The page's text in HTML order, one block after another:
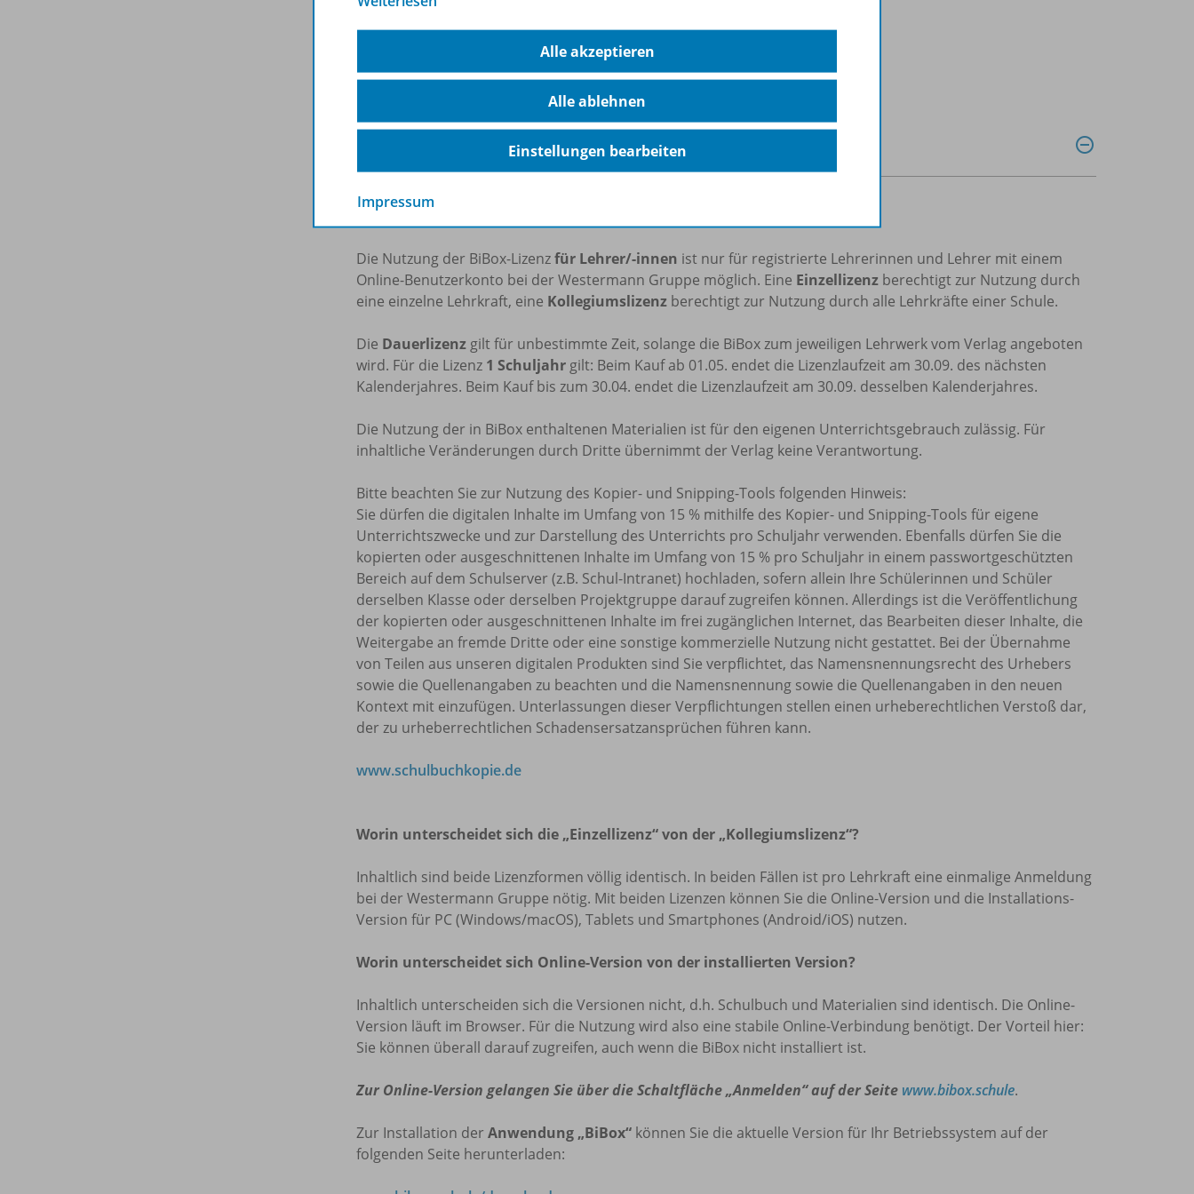
Jetzt kostenlos die BiBox für Lehrerinnen und Lehrer testen!
Erfahren Sie mehr über die Reihe
Lizenzbedingungen
BiBox – Lizenzbedingungen und Nutzungshinweise
Die Nutzung der BiBox-Lizenzfür Lehrer/-innen ist nur für registrierte Lehrerinnen und Lehrer mit einem
Online-Benutzerkonto bei der Westermann Gruppe möglich. Eine Einzellizenz berechtigt zur Nutzung durch
eine einzelne Lehrkraft, eine Kollegiumslizenz berechtigt zur Nutzung durch alle Lehrkräfte einer Schule.
Die Dauerlizenz gilt für unbestimmte Zeit, solange die BiBox zum jeweiligen Lehrwerk vom Verlag angeboten
wird. Für die Lizenz 1 Schuljahr gilt: Beim Kauf ab 01.05. endet die Lizenzlaufzeit am 30.09. des nächsten
Kalenderjahres. Beim Kauf bis zum 30.04. endet die Lizenzlaufzeit am 30.09. desselben Kalenderjahres.
Die Nutzung der in BiBox enthaltenen Materialien ist für den eigenen Unterrichtsgebrauch zulässig. Für
inhaltliche Veränderungen durch Dritte übernimmt der Verlag keine Verantwortung.
Bitte beachten Sie zur Nutzung des Kopier- und Snipping-Tools folgenden Hinweis:
Sie dürfen die digitalen Inhalte im Umfang von 15 % mithilfe des Kopier- und Snipping-Tools für eigene
Unterrichtszwecke und zur Darstellung des Unterrichts pro Schuljahr verwenden. Ebenfalls dürfen Sie die
kopierten oder ausgeschnittenen Inhalte im Umfang von 15 % pro Schuljahr in einem passwortgeschützten
Bereich auf dem Schulserver (z.B. Schul-Intranet) hochladen, sofern allein Ihre Schülerinnen und Schüler
derselben Klasse oder derselben Projektgruppe darauf zugreifen können. Allerdings ist die Veröffentlichung
der kopierten oder ausgeschnittenen Inhalte im frei zugänglichen Internet, das Bearbeiten dieser Inhalte, die
Weitergabe an fremde Dritte oder eine sonstige kommerzielle Nutzung nicht gestattet. Bei der Übernahme
von Teilen aus unseren digitalen Produkten sind Sie verpflichtet, das Namensnennungsrecht des Urhebers
sowie die Quellenangaben zu beachten und die Namensnennung sowie die Quellenangaben in den neuen
Kontext mit einzufügen. Unterlassungen dieser Verpflichtungen stellen einen urheberechtlichen Verstoß dar,
der zu urheberrechtlichen Schadensersatzansprüchen führen kann.
www.schulbuchkopie.de
Worin unterscheidet sich die „Einzellizenz“ von der „Kollegiumslizenz“?
Inhaltlich sind beide Lizenzformen völlig identisch. In beiden Fällen ist pro Lehrkraft eine einmalige Anmeldung
bei der Westermann Gruppe nötig. Mit beiden Lizenzen können Sie die Online-Version und die Installations-
Version für PC (Windows/macOS), Tablets und Smartphones (Android/iOS) nutzen.
Worin unterscheidet sich Online-Version von der installierten Version?
Inhaltlich unterscheiden sich die Versionen nicht, d.h. Schulbuch und Materialien sind identisch. Die Online-
Version läuft im Browser. Für die Nutzung wird also eine stabile Online-Verbindung benötigt. Der Vorteil hier:
Sie können überall darauf zugreifen, auch wenn die BiBox nicht installiert ist.
Zur Online-Version gelangen Sie über die Schaltfläche „Anmelden“ auf der Seite www.bibox.schule.
Zur Installation der Anwendung „BiBox“ können Sie die aktuelle Version für Ihr Betriebssystem auf der
folgenden Seite herunterladen:
Alle akzeptieren
Alle ablehnen
Einstellungen bearbeiten
Impressum